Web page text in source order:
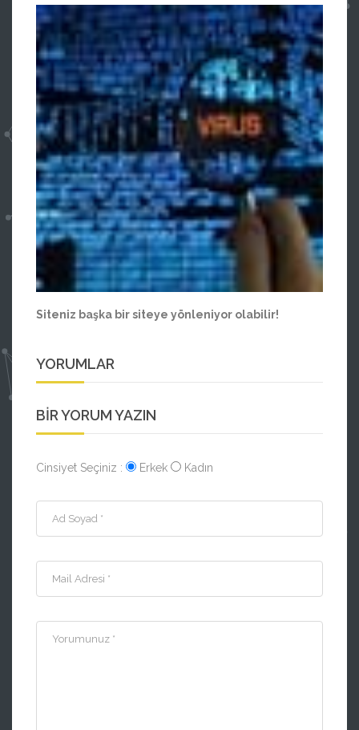
Siteniz başka bir siteye yönleniyor olabilir!
YORUMLAR
BIR YORUM YAZIN
Cinsiyet Seçiniz : Erkek Kadın
Ad Soyad *
Mail Adresi *
Yorumunuz *